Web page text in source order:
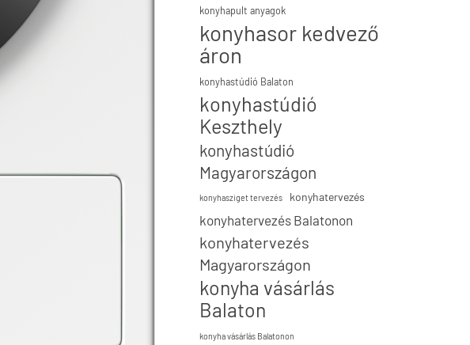
konyhapult anyagok
konyhasor kedvező
áron
konyhastúdió Balaton
konyhastúdió
Keszthely
konyhastúdió
Magyarországon
konyhasziget tervezés konyhatervezés
konyhatervezés Balatonon
konyhatervezés
Magyarországon
konyha vásárlás
Balaton
konyha vásárlás Balatonon